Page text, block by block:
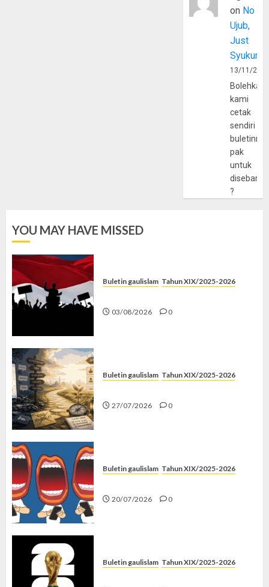
on No
Ujub,
Just
Syukur
13/11/
Bolehkah
kami
cetak
sendiri
pak
untuk
?
YOU MAY HAVE MISSED
Buletin gaulislam Tahun XIX/2025-2026
03/08/2026 0
Buletin gaulislam Tahun XIX/2025-2026
27/07/2026 0
Buletin gaulislam Tahun XIX/2025-2026
20/07/2026 0
Buletin gaulislam Tahun XIX/2025-2026